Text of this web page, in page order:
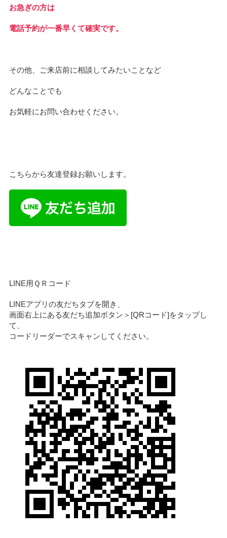
お急ぎの方は
電話予約が一番早くて確実です。
その他、ご来店前に相談してみたいことなど
どんなことでも
お気軽にお問い合わせください。
こちらから友達登録お願いします。
LINE用ＱＲコード
LINEアプリの友だちタブを開き、
画面右上にある友だち追加ボタン＞[QRコード]をタップし
て、
コードリーダーでスキャンしてください。